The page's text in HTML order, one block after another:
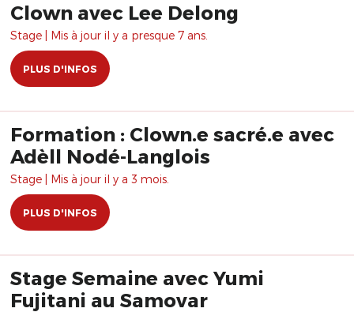
Clown avec Lee Delong
Stage | Mis à jour il y a presque 7 ans.
PLUS D'INFOS
Formation : Clown.e sacré.e avec
Adèll Nodé-Langlois
Stage | Mis à jour il y a 3 mois.
PLUS D'INFOS
Stage Semaine avec Yumi
Fujitani au Samovar